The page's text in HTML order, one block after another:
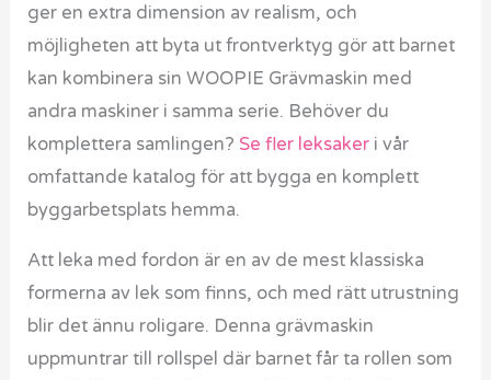
ger en extra dimension av realism, och
möjligheten att byta ut frontverktyg gör att barnet
kan kombinera sin WOOPIE Grävmaskin med
andra maskiner i samma serie. Behöver du
komplettera samlingen? Se fler leksaker i vår
omfattande katalog för att bygga en komplett
byggarbetsplats hemma.
Att leka med fordon är en av de mest klassiska
formerna av lek som finns, och med rätt utrustning
blir det ännu roligare. Denna grävmaskin
uppmuntrar till rollspel där barnet får ta rollen som